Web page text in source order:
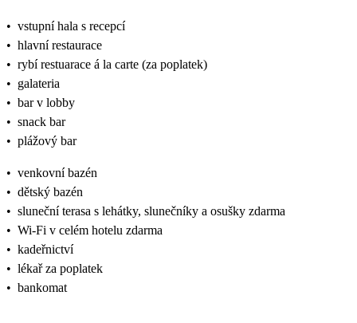
• vstupní hala s recepcí
• hlavní restaurace
• rybí restuarace á la carte (za poplatek)
• galateria
• bar v lobby
• snack bar
• plážový bar
• venkovní bazén
• dětský bazén
• sluneční terasa s lehátky, slunečníky a osušky zdarma
• Wi-Fi v celém hotelu zdarma
• kadeřnictví
• lékař za poplatek
• bankomat